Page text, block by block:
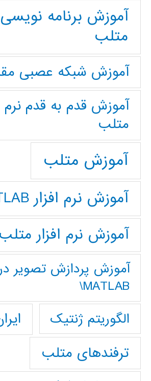
آموزش برنامه
متلب
آموزش شبکه عصبی
آموزش قدم به قدم نرم
متلب
آموزش متلب
آموزش نرم افزار MATLAB
آموزش نرم افزار متلب
آموزش پردازش تصوير در
MATLAB\
الگوریتم ژنتیک
ترفندهای متلب